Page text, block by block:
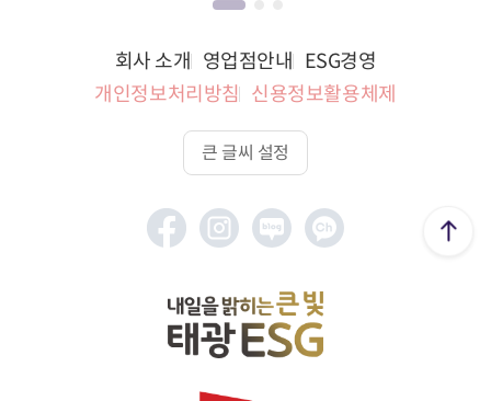
회사 소개 영업점안내 ESG경영
개인정보처리방침 신용정보활용체제
큰 글씨 설정